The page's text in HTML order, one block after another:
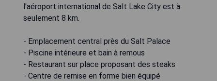
l'aéroport international de Salt Lake City est à
seulement 8 km.
- Emplacement central près du Salt Palace
- Piscine intérieure et bain à remous
- Restaurant sur place proposant des steaks
- Centre de remise en forme bien équipé